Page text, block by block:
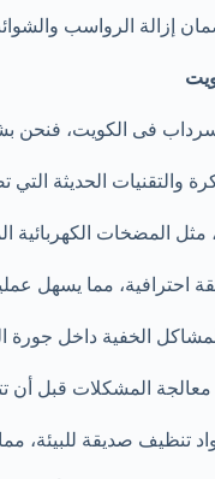
إزالة الرواسب
فى الكويت، فنحن
والتقنيات الحديثة
مثل المضخات
احترافية، مما يسهل
الخفية داخل جورة
المشكلات قبل أن
تنظيف صديقة للبيئة،